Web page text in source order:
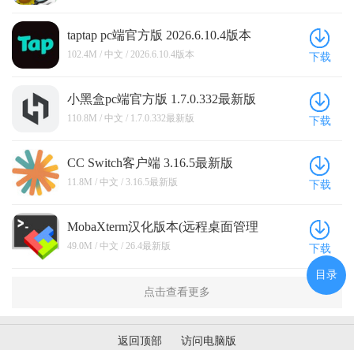
taptap pc端官方版 2026.6.10.4版本
102.4M / 中文 / 2026.6.10.4版本 下载
小黑盒pc端官方版 1.7.0.332最新版
110.8M / 中文 / 1.7.0.332最新版 下载
CC Switch客户端 3.16.5最新版
11.8M / 中文 / 3.16.5最新版 下载
MobaXterm汉化版本(远程桌面管理
软件) 26.4最新版
49.0M / 中文 / 26.4最新版 下载
点击查看更多
返回顶部 访问电脑版
目录